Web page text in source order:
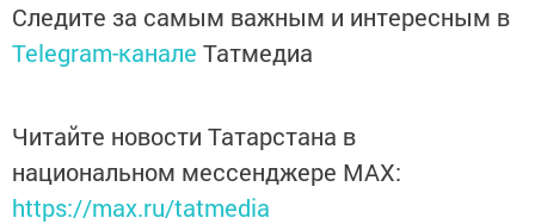
Следите за самым важным и интересным в
Telegram-канале Татмедиа
Читайте новости Татарстана в
национальном мессенджере MАХ:
https://max.ru/tatmedia